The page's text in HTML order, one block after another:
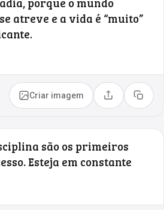
atreve e a vida é “muito”
Criar imagem Compartilhar
Copiar
são os primeiros
Esteja em constante